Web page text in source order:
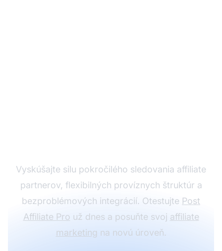
Vyskúšajte silu pokročilého sledovania affiliate
partnerov, flexibilných províznych štruktúr a
bezproblémových integrácií. Otestujte Post
Affiliate Pro už dnes a posuňte svoj affiliate
marketing na novú úroveň.